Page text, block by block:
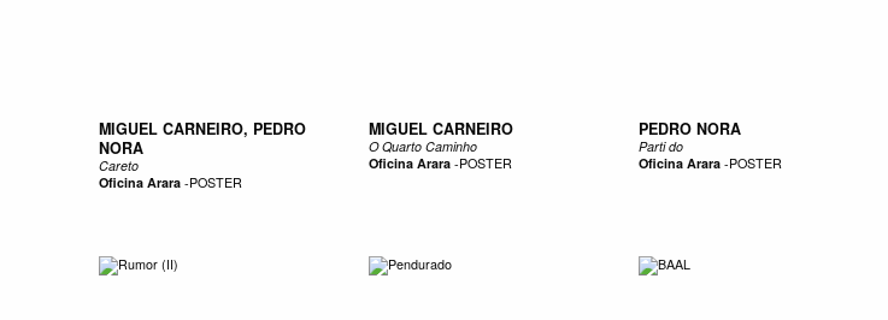
MIGUEL CARNEIRO, PEDRO
NORA
Careto
Oficina Arara-POSTER
MIGUEL CARNEIRO
O Quarto Caminho
Oficina Arara-POSTER
PEDRO NORA
Parti do
Oficina Arara-POSTER